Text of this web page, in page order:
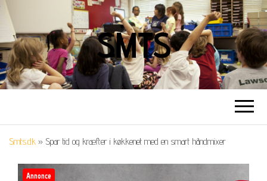
SMTS
Smts.dk » Spar tid og kræfter i køkkenet med en smart håndmixer
Annonce